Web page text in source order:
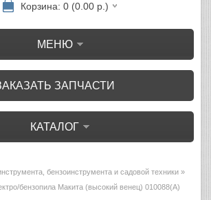
Корзина: 0 (0.00 р.)
МЕНЮ
ЗАПЧАСТИ
КАТАЛОГ
бензоинструмента и садовой техники »
бензопила Макита (высокий венец) 010088(A)